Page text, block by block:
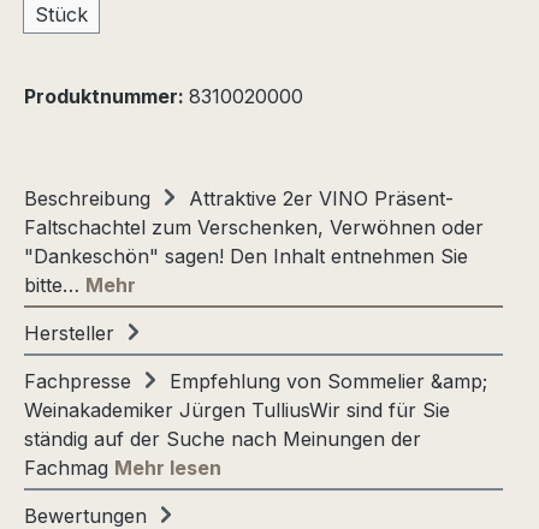
Stück
Produktnummer: 8310020000
Beschreibung
Attraktive 2er VINO Präsent-
Faltschachtel zum Verschenken, Verwöhnen oder
"Dankeschön" sagen! Den Inhalt entnehmen Sie
bitte… Mehr
Hersteller
Fachpresse
Empfehlung von Sommelier &amp;
Weinakademiker Jürgen TulliusWir sind für Sie
ständig auf der Suche nach Meinungen der
Fachmag Mehr lesen
Bewertungen